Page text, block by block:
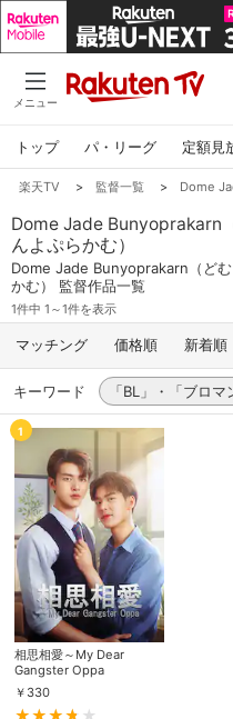
メニュー
トップ パ・リーグ 定額見
楽天TV > 監督一覧 > Dome
Dome Jade Bunyoprakarn
んよぷらかむ）
Dome Jade Bunyoprakarn（どむ
かむ） 監督作品一覧
1件中 1～1件を表示
マッチング 価格順 新着順
キーワード 「BL」・「ブロ
1
相思相愛～My Dear
Gangster Oppa
￥ 330